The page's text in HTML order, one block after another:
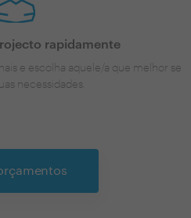
rapidamente
e escolha aquele/a que melhor se
necessidades.